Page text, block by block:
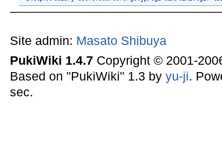
Site admin: Masato Shibuya
PukiWiki 1.4.7 Copyright © 2001-
Based on "PukiWiki" 1.3 by yu-ji.
sec.